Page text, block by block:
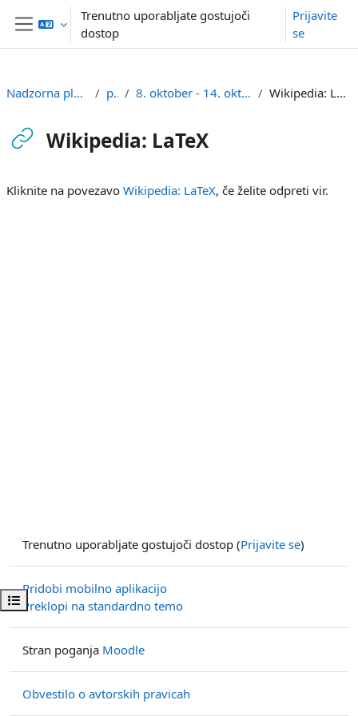
Preskoči na glavno vsebino
Stransko polje
Trenutno uporabljate gostujoči
dostop
Prijavite
se
Odpri kazalo predmeta
Nadzorna plošča pp 8. oktober - 14. oktober Wikipedia: LaTeX
Wikipedia: LaTeX
Kliknite na povezavo Wikipedia: LaTeX, če želite odpreti vir.
Trenutno uporabljate gostujoči dostop (Prijavite se)
Pridobi mobilno aplikacijo
Preklopi na standardno temo
Stran poganja Moodle
Obvestilo o avtorskih pravicah